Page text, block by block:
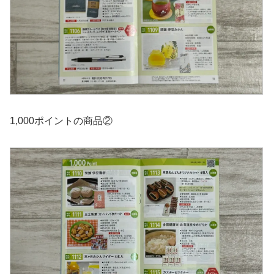
1,000ポイントの商品②